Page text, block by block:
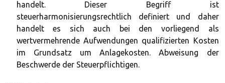
handelt. Dieser Begriff ist
steuerharmonisierungsrechtlich definiert und daher
handelt es sich auch bei den vorliegend als
wertvermehrende Aufwendungen qualifizierten Kosten
im Grundsatz um Anlagekosten. Abweisung der
Beschwerde der Steuerpflichtigen.